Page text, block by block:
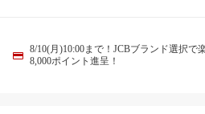
8/10(月)10:00まで！JCBブランド選択で
8,000ポイント進呈！